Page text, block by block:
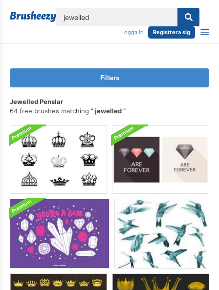
Logga in Registrera sig
Filters
Jewelled Penslar
64 free brushes matching
jewelled